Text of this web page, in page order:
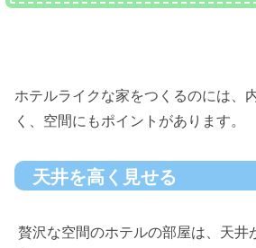
ホテルライクな家をつくるのには、
く、空間にもポイントがあります。
天井を高く見せる
贅沢な空間のホテルの部屋は、天井